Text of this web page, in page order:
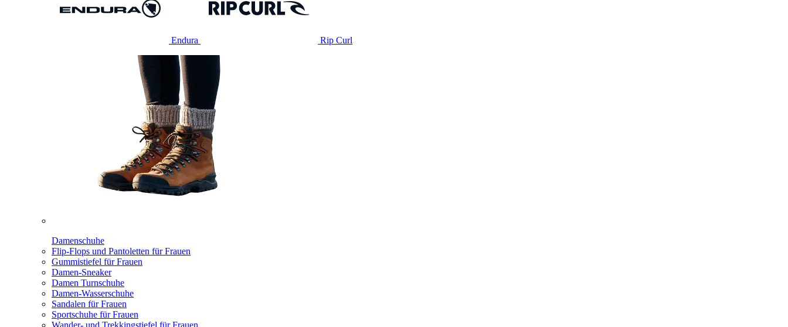
Endura Rip Curl
Damenschuhe
Flip-Flops und Pantoletten für Frauen
Gummistiefel für Frauen
Damen-Sneaker
Damen Turnschuhe
Damen-Wasserschuhe
Sandalen für Frauen
Sportschuhe für Frauen
Wander- und Trekkingstiefel für Frauen